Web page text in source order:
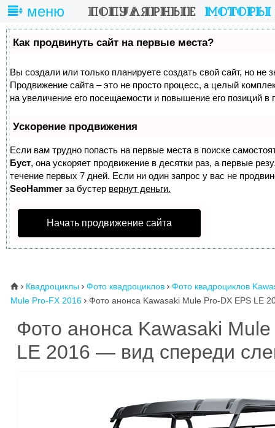
меню
Как продвинуть сайт на первые места?
Вы создали или только планируете создать свой сайт, но не
Продвижение сайта – это не просто процесс, а целый
на увеличение его посещаемости и повышение его позиций в
Ускорение продвижения
Если вам трудно попасть на первые места в поиске
Буст, она ускоряет продвижение в десятки раз, а первые
течение первых 7 дней. Если ни один запрос у вас не
SeoHammer за бустер вернут деньги.
Начать продвижение сайта
⌂  Квадроциклы  Фото квадроциклов  Фото квадроциклов
Mule Pro-FX 2016  Фото анонса Kawasaki Mule Pro-DX EPS LE
Фото анонса Kawasaki
LE 2016 — вид спереди